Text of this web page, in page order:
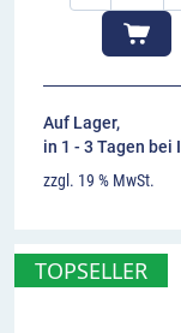
Auf Lager,
in 1 - 3 Tagen bei
zzgl. 19 % MwSt.
TOPSELLER